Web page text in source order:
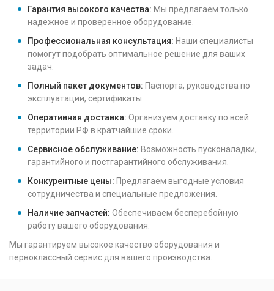
Гарантия высокого качества: Мы предлагаем только
надежное и проверенное оборудование.
Профессиональная консультация: Наши специалисты
помогут подобрать оптимальное решение для ваших
задач.
Полный пакет документов: Паспорта, руководства по
эксплуатации, сертификаты.
Оперативная доставка: Организуем доставку по всей
территории РФ в кратчайшие сроки.
Сервисное обслуживание: Возможность пусконаладки,
гарантийного и постгарантийного обслуживания.
Конкурентные цены: Предлагаем выгодные условия
сотрудничества и специальные предложения.
Наличие запчастей: Обеспечиваем бесперебойную
работу вашего оборудования.
Мы гарантируем высокое качество оборудования и
первоклассный сервис для вашего производства.